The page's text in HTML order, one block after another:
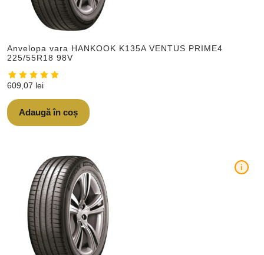
Anvelopa vara HANKOOK K135A VENTUS PRIME4
225/55R18 98V
609,07 lei
Adaugă în coș
i